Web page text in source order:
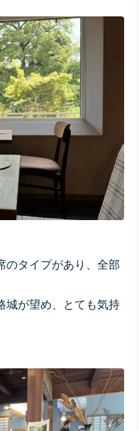
のタイプがあり、全部
城が望め、とても気持